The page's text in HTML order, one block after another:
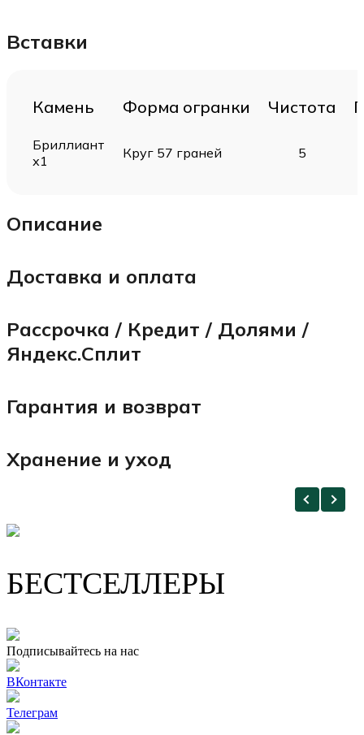
Вставки
Камень Форма огранки Чистота
Бриллиант
х1
Круг 57 граней 5
Описание
Доставка и оплата
Рассрочка / Кредит / Долями /
Яндекс.Сплит
Гарантия и возврат
Хранение и уход
БЕСТСЕЛЛЕРЫ
Подписывайтесь на нас
ВКонтакте
Телеграм